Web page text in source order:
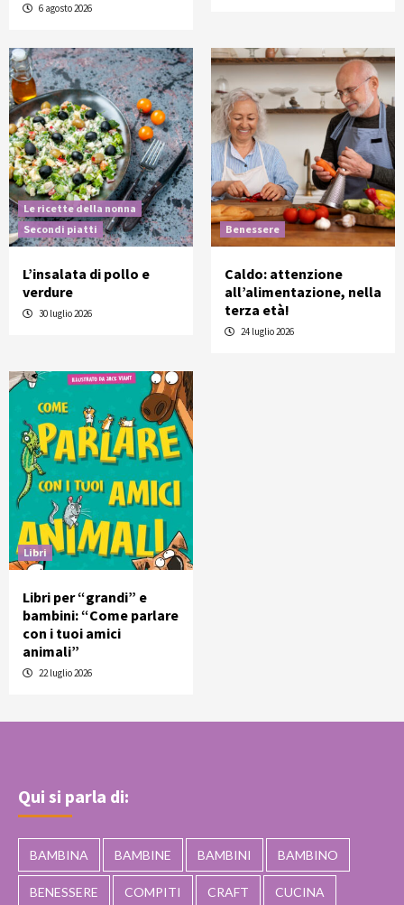
6 agosto 2026
Le ricette della nonna
Secondi piatti
L’insalata di pollo e
verdure
30 luglio 2026
Benessere
Caldo: attenzione
all’alimentazione, nella
terza età!
24 luglio 2026
Libri
Libri per “grandi” e
bambini: “Come parlare
con i tuoi amici
animali”
22 luglio 2026
Qui si parla di:
BAMBINA BAMBINE BAMBINI BAMBINO
BENESSERE COMPITI CRAFT CUCINA